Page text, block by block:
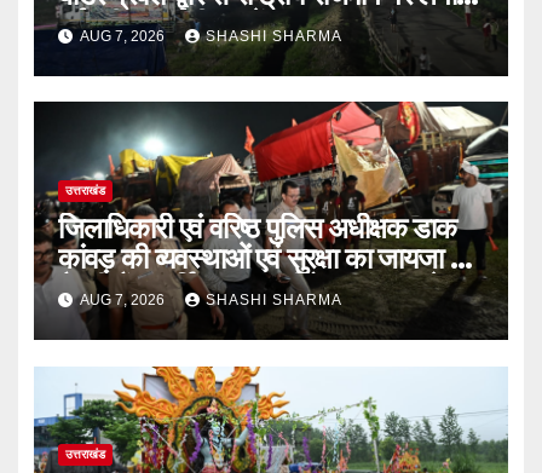
गई रंगीन एलईडी लाइटें
AUG 7, 2026 SHASHI SHARMA
उत्तराखंड
जिलाधिकारी एवं वरिष्ठ पुलिस अधीक्षक डाक
कांवड़ की व्यवस्थाओं एवं सुरक्षा का जायजा लेने
बैरागी कैंप पार्किंग स्थल जीरो ग्राउंड पर देर
रात्रि पहुंचे
AUG 7, 2026 SHASHI SHARMA
उत्तराखंड